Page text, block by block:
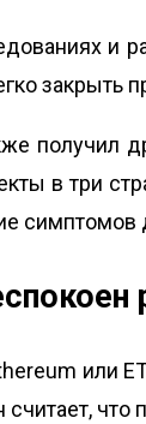
и
закрыть
в три
симптомов
или